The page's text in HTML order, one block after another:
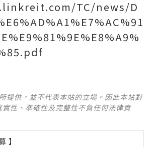
TC/news/D
提供，並不代表本站的立場。因此本站對
性、準確性及完整性不負任何法律責
】